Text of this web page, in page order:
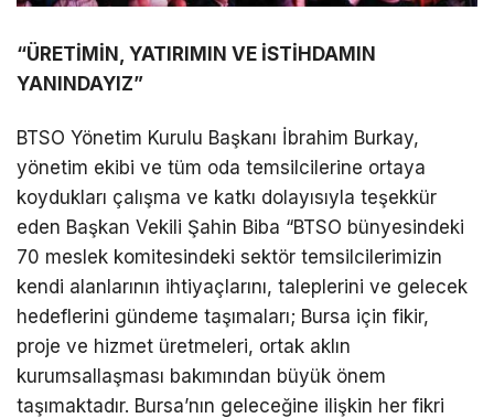
“ÜRETİMİN, YATIRIMIN VE İSTİHDAMIN
YANINDAYIZ”
BTSO Yönetim Kurulu Başkanı İbrahim Burkay,
yönetim ekibi ve tüm oda temsilcilerine ortaya
koydukları çalışma ve katkı dolayısıyla teşekkür
eden Başkan Vekili Şahin Biba “BTSO bünyesindeki
70 meslek komitesindeki sektör temsilcilerimizin
kendi alanlarının ihtiyaçlarını, taleplerini ve gelecek
hedeflerini gündeme taşımaları; Bursa için fikir,
proje ve hizmet üretmeleri, ortak aklın
kurumsallaşması bakımından büyük önem
taşımaktadır. Bursa’nın geleceğine ilişkin her fikri